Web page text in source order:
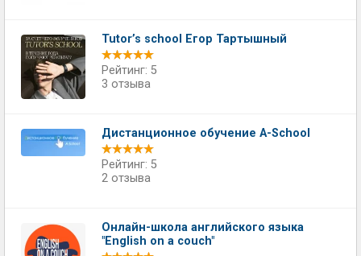
Tutor’s school Егор Тартышный
Рейтинг: 5
3 отзыва
Дистанционное обучение A-School
Рейтинг: 5
2 отзыва
Онлайн-школа английского языка
"English on a couch"